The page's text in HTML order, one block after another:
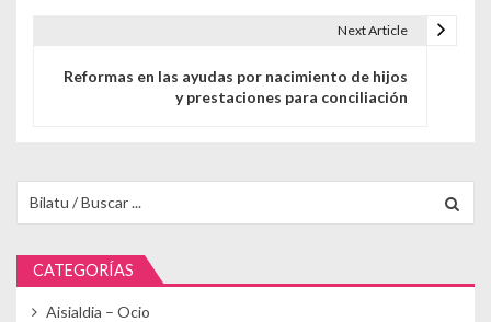
Next Article
Reformas en las ayudas por nacimiento de hijos
y prestaciones para conciliación
CATEGORÍAS
Aisialdia – Ocio